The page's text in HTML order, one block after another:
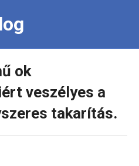
ok
veszélyes a
takarítás.